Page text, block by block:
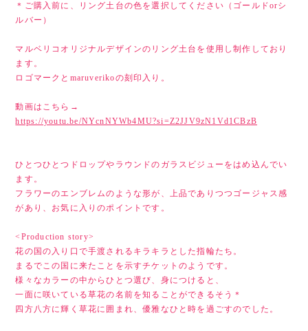
＊ご購入前に、リング土台の色を選択してください（ゴールドorシ
ルバー）
マルベリコオリジナルデザインのリング土台を使用し制作しており
ます。
ロゴマークとmaruverikoの刻印入り。
動画はこちら→
https://youtu.be/NYcnNYWb4MU?si=Z2JJV9zN1Vd1CBzB
ひとつひとつドロップやラウンドのガラスビジューをはめ込んでい
ます。
フラワーのエンブレムのような形が、上品でありつつゴージャス感
があり、お気に入りのポイントです。
<Production story>
花の国の入り口で手渡されるキラキラとした指輪たち。
まるでこの国に来たことを示すチケットのようです。
様々なカラーの中からひとつ選び、身につけると、
一面に咲いている草花の名前を知ることができるそう＊
四方八方に輝く草花に囲まれ、優雅なひと時を過ごすのでした。